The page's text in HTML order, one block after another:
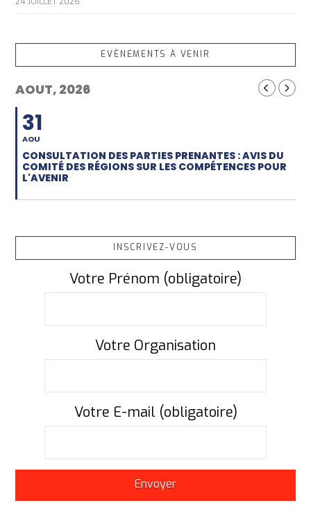
EVÈNEMENTS À VENIR
AOUT, 2026
31
AOU
CONSULTATION DES PARTIES PRENANTES : AVIS DU
COMITÉ DES RÉGIONS SUR LES COMPÉTENCES POUR
L'AVENIR
INSCRIVEZ-VOUS
Votre Prénom (obligatoire)
Votre Organisation
Votre E-mail (obligatoire)